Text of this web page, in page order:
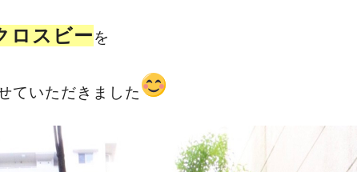
ロスビーを
ていただきました